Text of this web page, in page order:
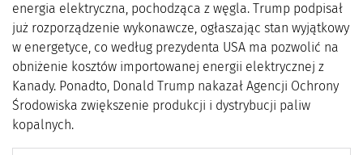
energia elektryczna, pochodząca z węgla. Trump podpisał
już rozporządzenie wykonawcze, ogłaszając stan wyjątkowy
w energetyce, co według prezydenta USA ma pozwolić na
obniżenie kosztów importowanej energii elektrycznej z
Kanady. Ponadto, Donald Trump nakazał Agencji Ochrony
Środowiska zwiększenie produkcji i dystrybucji paliw
kopalnych.